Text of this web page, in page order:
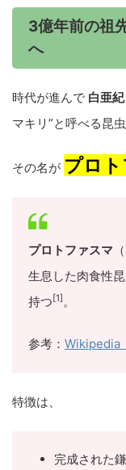
3億年前の祖
へ
時代が進んで 白亜紀
マキリ”と呼べる昆
その名が プロ
プロトファスマ （
生息した肉食性
持つ [1] 。
参考： Wikipedia
特徴は、
完成された